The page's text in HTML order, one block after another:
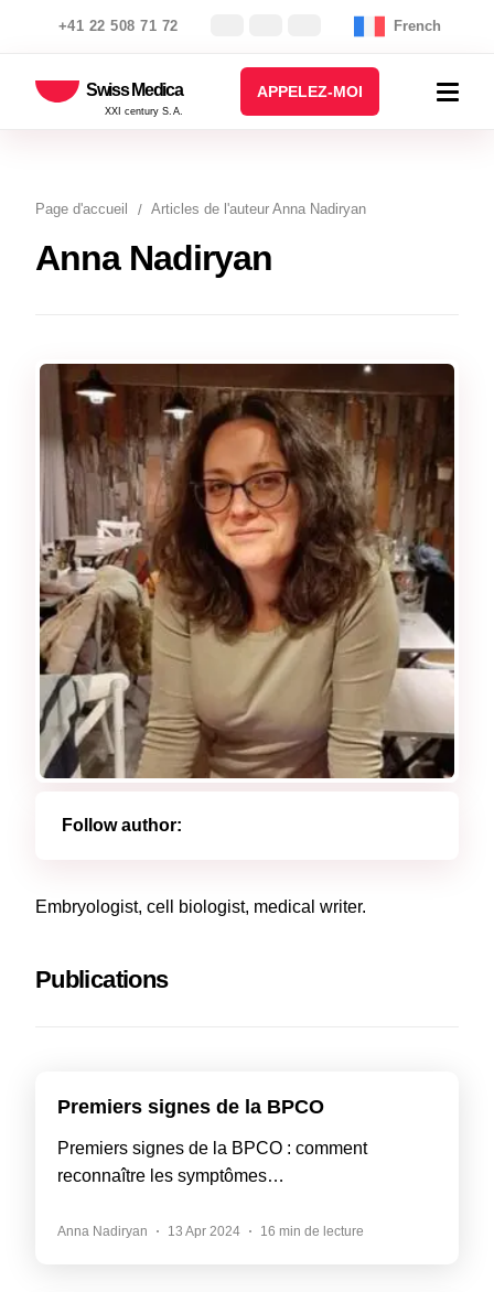
+41 22 508 71 72 French
Swiss Medica
XXI century S.A.
APPELEZ-MOI
Page d'accueil Articles de l'auteur Anna Nadiryan
Anna Nadiryan
Embryologist, cell biologist, medical writer.
Follow author:
Publications
Premiers signes de la BPCO
Premiers signes de la BPCO : comment
reconnaître les symptômes…
Anna Nadiryan 13 Apr 2024 16 min de lecture